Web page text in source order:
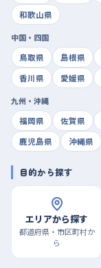
和歌山県
中国・四国
鳥取県
島根県
香川県
愛媛県
九州・沖縄
福岡県
佐賀県
鹿児島県
沖縄県
目的から探す
エリアから探す
都道府県・市区町村か
ら